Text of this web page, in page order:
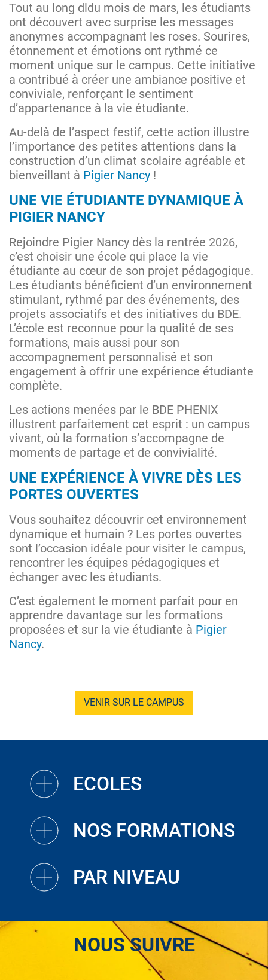
Tout au long dldu mois de mars, les étudiants
ont découvert avec surprise les messages
anonymes accompagnant les roses. Sourires,
étonnement et émotions ont rythmé ce
moment unique sur le campus. Cette initiative
a contribué à créer une ambiance positive et
conviviale, renforçant le sentiment
d’appartenance à la vie étudiante.
Au-delà de l’aspect festif, cette action illustre
l’importance des petites attentions dans la
construction d’un climat scolaire agréable et
bienveillant à Pigier Nancy !
UNE VIE ÉTUDIANTE DYNAMIQUE À
PIGIER NANCY
Rejoindre Pigier Nancy dès la rentrée 2026,
c’est choisir une école qui place la vie
étudiante au cœur de son projet pédagogique.
Les étudiants bénéficient d’un environnement
stimulant, rythmé par des événements, des
projets associatifs et des initiatives du BDE.
L’école est reconnue pour la qualité de ses
formations, mais aussi pour son
accompagnement personnalisé et son
engagement à offrir une expérience étudiante
complète.
Les actions menées par le BDE PHENIX
illustrent parfaitement cet esprit : un campus
vivant, où la formation s’accompagne de
moments de partage et de convivialité.
UNE EXPÉRIENCE À VIVRE DÈS LES
PORTES OUVERTES
Vous souhaitez découvrir cet environnement
dynamique et humain ? Les portes ouvertes
sont l’occasion idéale pour visiter le campus,
rencontrer les équipes pédagogiques et
échanger avec les étudiants.
C’est également le moment parfait pour en
apprendre davantage sur les formations
proposées et sur la vie étudiante à Pigier
Nancy.
VENIR SUR LE CAMPUS
ECOLES
NOS FORMATIONS
PAR NIVEAU
NOUS SUIVRE